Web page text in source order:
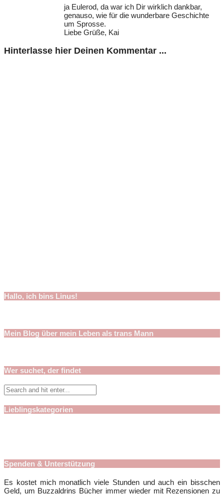
ja Eulerod, da war ich Dir wirklich dankbar,
genauso, wie für die wunderbare Geschichte
um Sprosse.
Liebe Grüße, Kai
Hinterlasse hier Deinen Kommentar ...
Hallo, ich bins Linus!
Mein Blog über mein Leben als trans Mann
Wer suchet, der findet
Lieblingskategorien
Spenden & Unterstützung
Es kostet mich monatlich viele Stunden und auch ein bisschen
Geld, um Buzzaldrins Bücher immer wieder mit Rezensionen zu